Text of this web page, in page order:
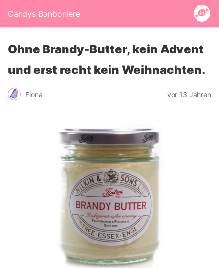
Candys Bonboniere
Ohne Brandy-Butter, kein Advent
und erst recht kein Weihnachten.
Fiona vor 13 Jahren